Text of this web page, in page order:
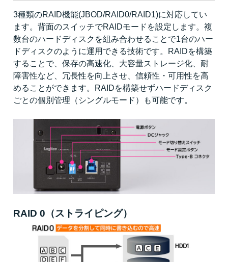
3種類のRAID機能(JBOD/RAID0/RAID1)に対応してい
ます。背面のスイッチでRAIDモードを設定します。複
数台のハードディスクを組み合わせることで1台のハー
ドディスクのように運用できる技術です。RAIDを構築
することで、保存の高速化、大容量ストレージ化、耐
障害性など、冗長性を向上させ、信頼性・可用性を高
めることができます。RAIDを構築せずハードディスク
ごとの個別管理（シングルモード）も可能です。
RAID 0（ストライピング）